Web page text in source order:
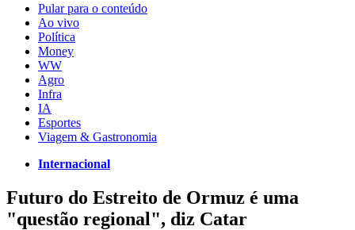
Pular para o conteúdo
Ao vivo
Política
Money
WW
Agro
Infra
IA
Esportes
Viagem & Gastronomia
Internacional
Futuro do Estreito de Ormuz é uma
"questão regional", diz Catar